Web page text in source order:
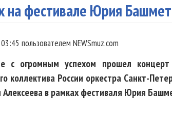
на фестивале Юрия
пользователем NEWSmuz.com
с огромным успехом прошел концерт
коллектива России оркестра Санкт-
Алексеева в рамках фестиваля Юрия